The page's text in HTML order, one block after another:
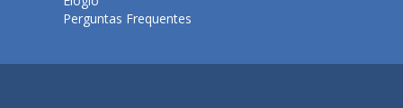
Perguntas Frequentes